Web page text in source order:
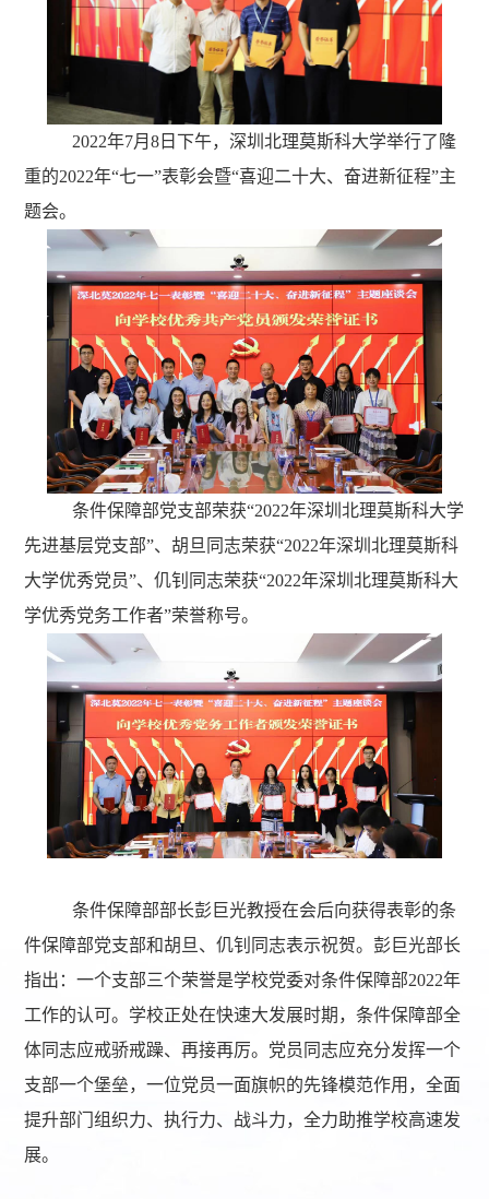
2022年7月8日下午，深圳北理莫斯科大学举行了隆
重的2022年“七一”表彰会暨“喜迎二十大、奋进新征程”主
题会。
条件保障部党支部荣获“2022年深圳北理莫斯科大学
先进基层党支部”、胡旦同志荣获“2022年深圳北理莫斯科
大学优秀党员”、仉钊同志荣获“2022年深圳北理莫斯科大
学优秀党务工作者”荣誉称号。
条件保障部部长彭巨光教授在会后向获得表彰的条
件保障部党支部和胡旦、仉钊同志表示祝贺。彭巨光部长
指出：一个支部三个荣誉是学校党委对条件保障部2022年
工作的认可。学校正处在快速大发展时期，条件保障部全
体同志应戒骄戒躁、再接再厉。党员同志应充分发挥一个
支部一个堡垒，一位党员一面旗帜的先锋模范作用，全面
提升部门组织力、执行力、战斗力，全力助推学校高速发
展。